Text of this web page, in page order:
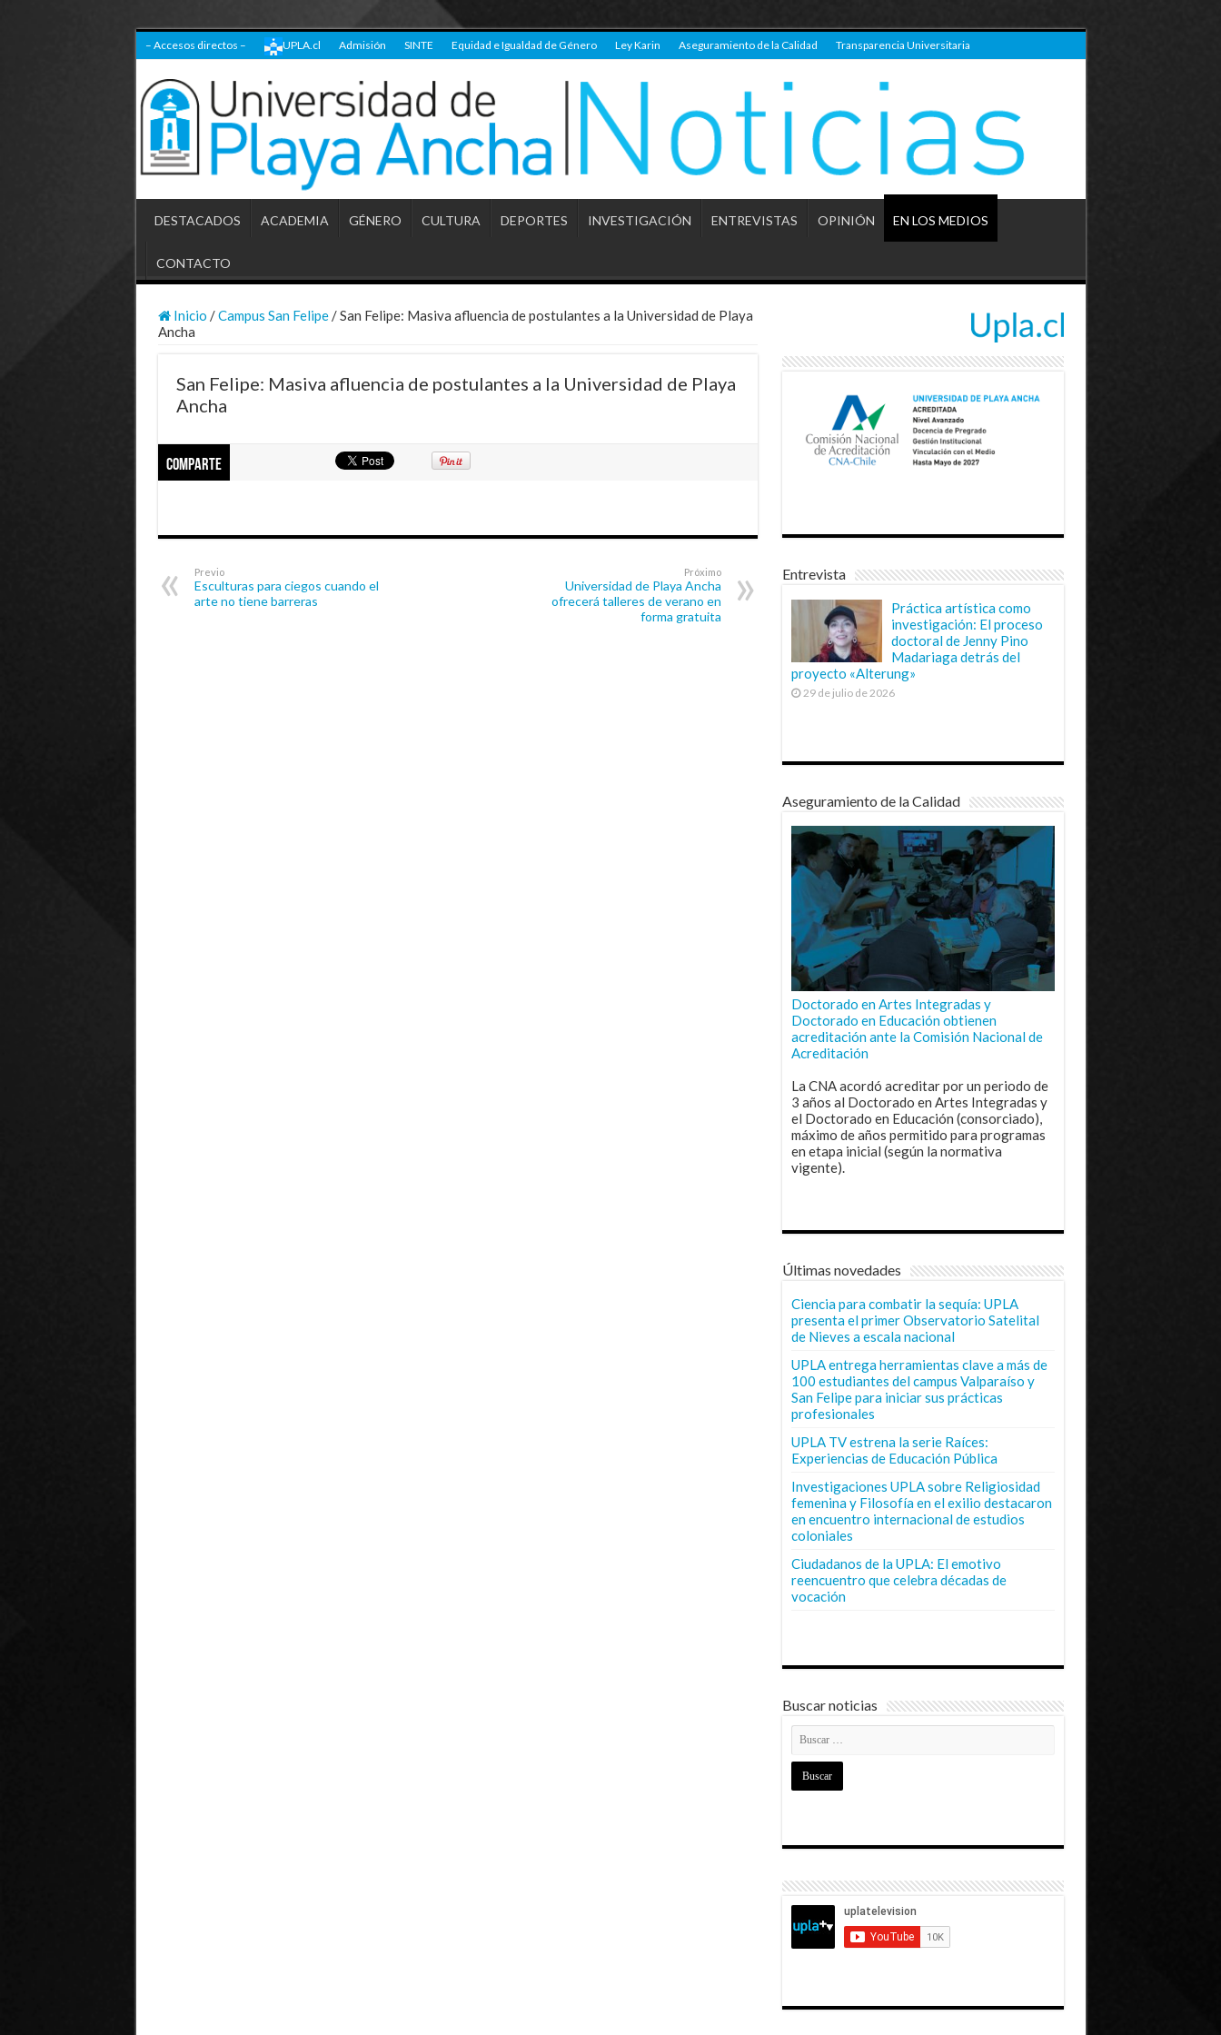
– Accesos directos – UPLA.cl Admisión SINTE Equidad e Igualdad de Género Ley Karin Aseguramiento de la Calidad Transparencia Universitaria
DESTACADOS ACADEMIA GÉNERO CULTURA DEPORTES INVESTIGACIÓN ENTREVISTAS OPINIÓN EN LOS MEDIOS
CONTACTO
Inicio /Campus San Felipe /San Felipe: Masiva afluencia de postulantes a la Universidad de Playa
Ancha
San Felipe: Masiva afluencia de postulantes a la Universidad de Playa
Ancha
Comparte
Previo
Esculturas para ciegos cuando el
arte no tiene barreras
Próximo
Universidad de Playa Ancha
ofrecerá talleres de verano en
forma gratuita
Entrevista
Práctica artística como
investigación: El proceso
doctoral de Jenny Pino
Madariaga detrás del
proyecto «Alterung»
29 de julio de 2026
Aseguramiento de la Calidad
Doctorado en Artes Integradas y
Doctorado en Educación obtienen
acreditación ante la Comisión Nacional de
Acreditación
La CNA acordó acreditar por un periodo de
3 años al Doctorado en Artes Integradas y
el Doctorado en Educación (consorciado),
máximo de años permitido para programas
en etapa inicial (según la normativa
vigente).
Últimas novedades
Ciencia para combatir la sequía: UPLA
presenta el primer Observatorio Satelital
de Nieves a escala nacional
UPLA entrega herramientas clave a más de
100 estudiantes del campus Valparaíso y
San Felipe para iniciar sus prácticas
profesionales
UPLA TV estrena la serie Raíces:
Experiencias de Educación Pública
Investigaciones UPLA sobre Religiosidad
femenina y Filosofía en el exilio destacaron
en encuentro internacional de estudios
coloniales
Ciudadanos de la UPLA: El emotivo
reencuentro que celebra décadas de
vocación
Buscar noticias